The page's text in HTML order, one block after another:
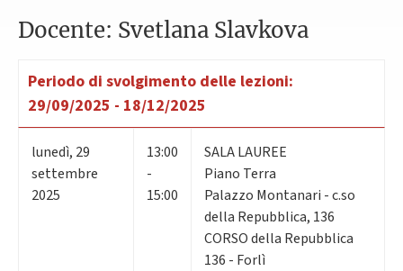
Docente: Svetlana Slavkova
Periodo di svolgimento delle lezioni:
29/09/2025 - 18/12/2025
lunedì, 29
settembre
2025
13:00
-
15:00
SALA LAUREE
Piano Terra
Palazzo Montanari - c.so
della Repubblica, 136
CORSO della Repubblica
136 - Forlì